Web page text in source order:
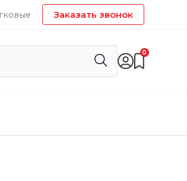
Заказать звонок
0